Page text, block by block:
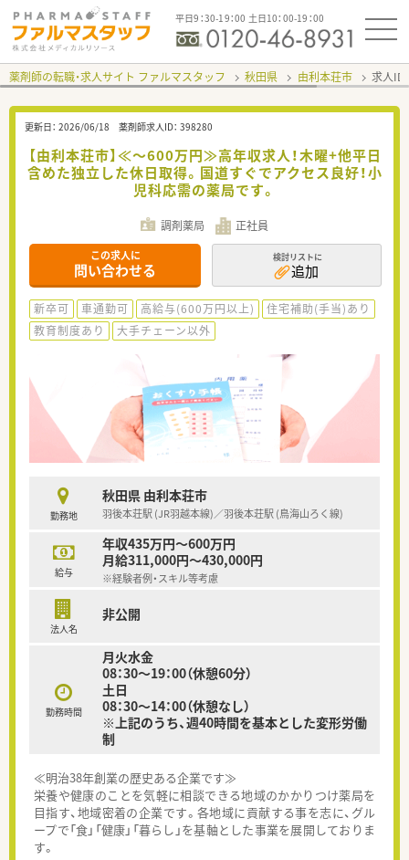
平日9：30-19：00 土日10：00-19：00
薬剤師の転職・求人サイト ファルマスタッフ 秋田県 由利本荘市 求人ID
更新日： 2026/06/18 薬剤師求人ID： 398280
【由利本荘市】≪～600万円≫高年収求人！木曜+他平日
含めた独立した休日取得。国道すぐでアクセス良好！小
児科応需の薬局です。
調剤薬局 正社員
この求人に
問い合わせる
検討リストに
追加
新卒可 車通勤可 高給与(600万円以上)
住宅補助(手当)あり
教育制度あり
大手チェーン以外
勤務地
秋田県 由利本荘市
羽後本荘駅 (JR羽越本線)／羽後本荘駅 (鳥海山ろく線)
給与
年収435万円～600万円
月給311,000円～430,000円
※経験者例・スキル等考慮
法人名
非公開
勤務時間
月火水金
08：30～19：00（休憩60分）
土日
08：30～14：00（休憩なし）
※上記のうち、週40時間を基本とした変形労働
制
≪明治38年創業の歴史ある企業です≫
栄養や健康のことを気軽に相談できる地域のかかりつけ薬局を
目指す、地域密着の企業です。各地域に貢献する事を志に、グル
ープで「食」「健康」「暮らし」を基軸とした事業を展開しておりま
す。